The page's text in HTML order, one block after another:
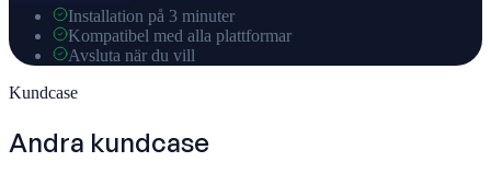
Installation på 3 minuter
Kompatibel med alla plattformar
Avsluta när du vill
Kundcase
Andra kundcase